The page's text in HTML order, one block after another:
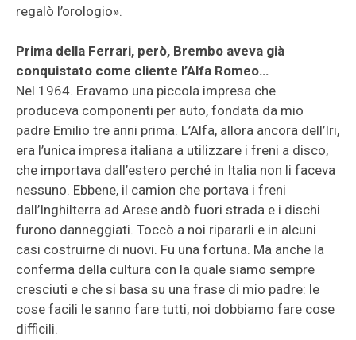
regalò l’orologio».
Prima della Ferrari, però, Brembo aveva già
conquistato come cliente l’Alfa Romeo…
Nel 1964. Eravamo una piccola impresa che
produceva componenti per auto, fondata da mio
padre Emilio tre anni prima. L’Alfa, allora ancora dell’Iri,
era l’unica impresa italiana a utilizzare i freni a disco,
che importava dall’estero perché in Italia non li faceva
nessuno. Ebbene, il camion che portava i freni
dall’Inghilterra ad Arese andò fuori strada e i dischi
furono danneggiati. Toccò a noi ripararli e in alcuni
casi costruirne di nuovi. Fu una fortuna. Ma anche la
conferma della cultura con la quale siamo sempre
cresciuti e che si basa su una frase di mio padre: le
cose facili le sanno fare tutti, noi dobbiamo fare cose
difficili.